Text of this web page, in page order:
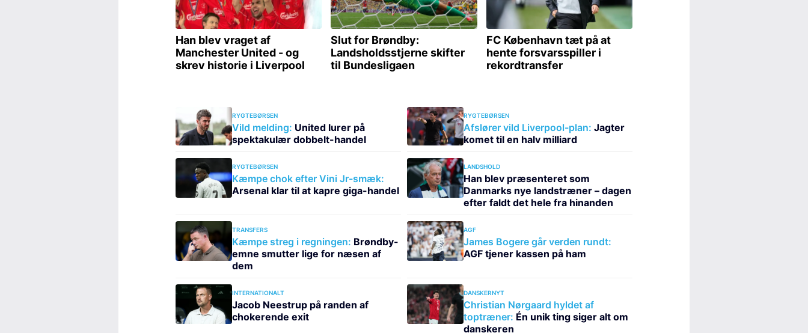
RYGTEBØRSEN
Vild melding: United lurer på
spektakulær dobbelt-handel
RYGTEBØRSEN
Afslører vild Liverpool-plan: Jagter
komet til en halv milliard
RYGTEBØRSEN
Kæmpe chok efter Vini Jr-smæk:
Arsenal klar til at kapre giga-handel
LANDSHOLD
Han blev præsenteret som
Danmarks nye landstræner – dagen
efter faldt det hele fra hinanden
TRANSFERS
Kæmpe streg i regningen: Brøndby-
emne smutter lige for næsen af
dem
AGF
James Bogere går verden rundt:
AGF tjener kassen på ham
INTERNATIONALT
Jacob Neestrup på randen af
chokerende exit
DANSKERNYT
Christian Nørgaard hyldet af
toptræner: Én unik ting siger alt om
danskeren